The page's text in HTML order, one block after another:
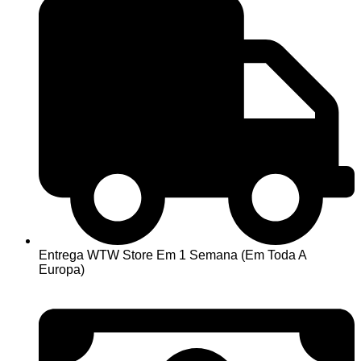
Entrega WTW Store Em 1 Semana (Em Toda A
Europa)